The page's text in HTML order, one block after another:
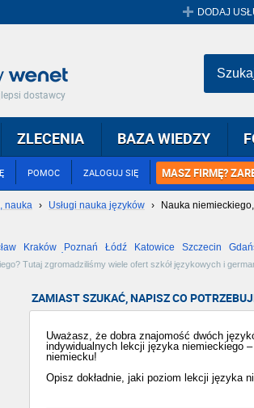
DODAJ
dostawcy
POMOC ZALOGUJ SIĘ MASZ FIRMĘ?
ZLECENIA BAZA WIEDZY
nauka › Usługi nauka języków › Nauka
Kraków Poznań Łódź Katowice Szczecin
Tutaj zgromadziliśmy wiele ofert szkół językowych i
ZAMIAST SZUKAĆ, NAPISZ CO
Uważasz, że dobra znajomość dwóch
indywidualnych lekcji języka niemieckiego
niemiecku!
Opisz dokładnie, jaki poziom lekcji języka